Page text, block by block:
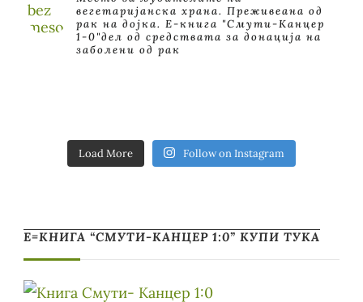
вегетаријанска храна. Преживеана од
рак на дојка. E-книга "Смути-Канцер
1-0"дел од средствата за донација на
заболени од рак
Load More Follow on Instagram
Е=КНИГА “СМУТИ-КАНЦЕР 1:0” КУПИ ТУКА